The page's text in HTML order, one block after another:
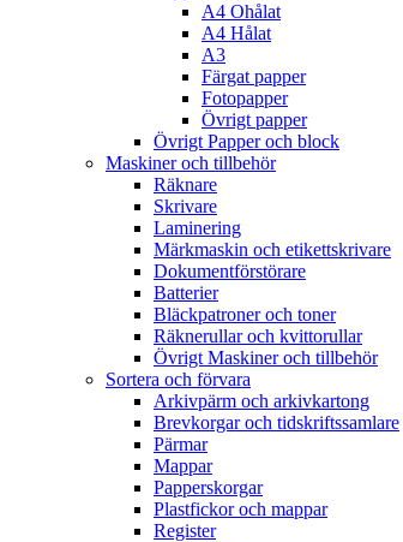
A4 Ohålat
A4 Hålat
A3
Färgat papper
Fotopapper
Övrigt papper
Övrigt Papper och block
Maskiner och tillbehör
Räknare
Skrivare
Laminering
Märkmaskin och etikettskrivare
Dokumentförstörare
Batterier
Bläckpatroner och toner
Räknerullar och kvittorullar
Övrigt Maskiner och tillbehör
Sortera och förvara
Arkivpärm och arkivkartong
Brevkorgar och tidskriftssamlare
Pärmar
Mappar
Papperskorgar
Plastfickor och mappar
Register